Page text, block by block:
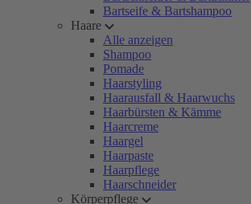
Bartseife & Bartshampoo
Haare
Alle anzeigen
Shampoo
Pomade
Haarstyling
Haarausfall & Haarwuchs
Haarbürsten & Kämme
Haarcreme
Haargel
Haarpaste
Haarpflege
Haarschneider
Körperpflege